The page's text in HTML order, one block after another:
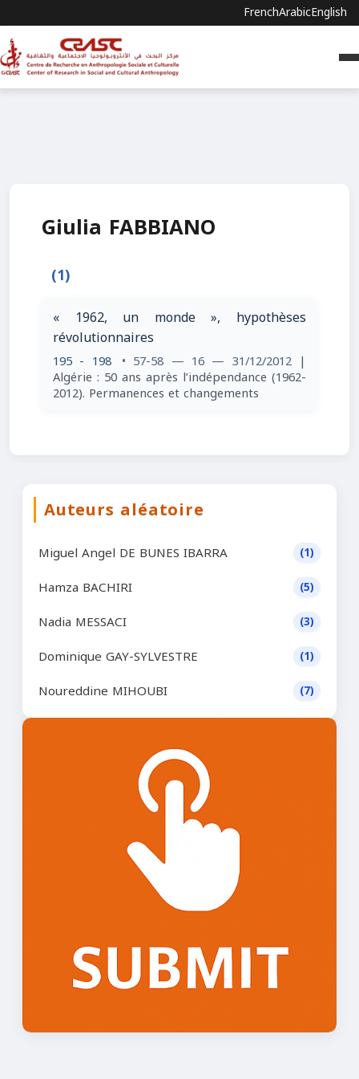
FrenchArabicEnglish
Giulia FABBIANO
(1)
« 1962, un monde », hypothèses
révolutionnaires
195 - 198 • 57-58 — 16 — 31/12/2012 |
Algérie : 50 ans après l’indépendance (1962-
2012). Permanences et changements
Auteurs aléatoire
Miguel Angel DE BUNES IBARRA (1)
Hamza BACHIRI (5)
Nadia MESSACI (3)
Dominique GAY-SYLVESTRE (1)
Noureddine MIHOUBI (7)